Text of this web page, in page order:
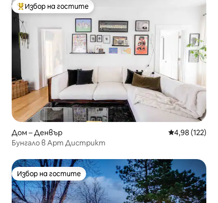
Най-популярен избор на гостите
Избор на гостите
Дом – Денвър Средна
4,98 (122)
Бунгало в Арт Дистрикт
Избор на гостите
Избор на гостите